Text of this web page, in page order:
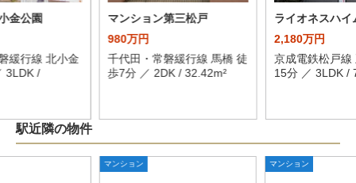
金公園
緩行線 北小金
3LDK /
マンション第三松戸
980万円
千代田・常磐緩行線 馬橋 徒
歩7分 ／ 2DK / 32.42m²
ライオネスハイ
2,180万円
京成電鉄松戸線
15分 ／ 3LDK /
駅近隣の物件
マンション マンション